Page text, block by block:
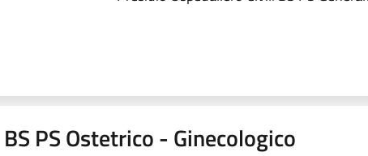
PS Ostetrico - Ginecologico